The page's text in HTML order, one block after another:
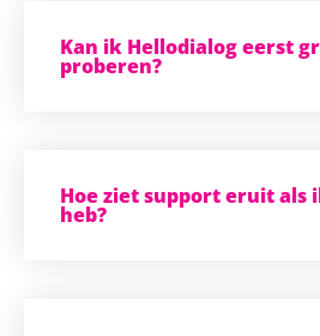
Kan ik Hellodialog eerst
proberen?
Hoe ziet support eruit als
heb?